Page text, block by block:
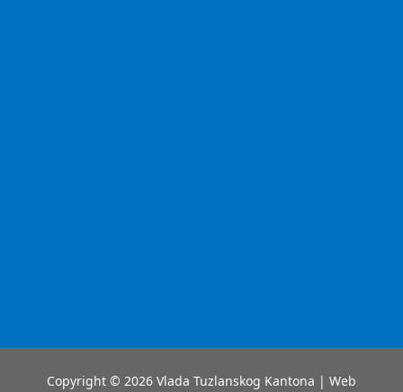
Copyright © 2026 Vlada Tuzlanskog Kantona | Web